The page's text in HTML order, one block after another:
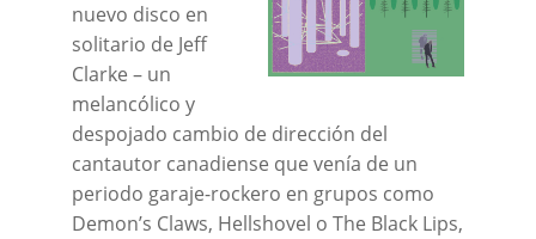
nuevo disco en
solitario de Jeff
Clarke – un
melancólico y
despojado cambio de dirección del
cantautor canadiense que venía de un
periodo garaje-rockero en grupos como
Demon’s Claws, Hellshovel o The Black Lips,